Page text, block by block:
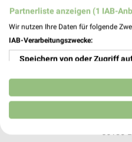
56130
Heute
56130
Partnerliste anzeigen (1 IAB-
Wir nutzen Ihre Daten für folgende
IAB-Verarbeitungszwecke:
Speichern von oder Zugriff
Verwendung reduzierter
Erstellung von Profilen für